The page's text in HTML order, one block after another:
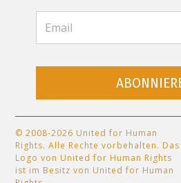
© 2008-2026 United for Human
Rights. Alle Rechte vorbehalten. Das
Logo von United for Human Rights
ist im Besitz von United for Human